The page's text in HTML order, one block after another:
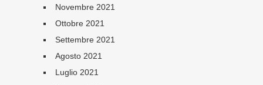
Novembre 2021
Ottobre 2021
Settembre 2021
Agosto 2021
Luglio 2021